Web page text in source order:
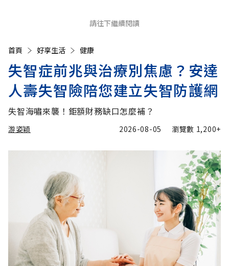
請往下繼續閱讀
首頁 好享生活 健康
失智症前兆與治療別焦慮？安達
人壽失智險陪您建立失智防護網
失智海嘯來襲！鉅額財務缺口怎麼補？
游姿穎 2026-08-05 瀏覽數 1,200+